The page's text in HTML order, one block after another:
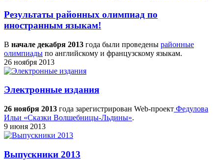
Результаты районных олимпиад по
иностранным языкам!
В начале декабря 2013 года были проведены районные
олимпиады по английскому и французскому языкам.
26 ноября 2013
Электронные издания
26 ноября 2013 года зарегистрирован Web-проект Федулова
Ильи «Сказки Волшебницы-Льдины».
9 июня 2013
Выпускники 2013